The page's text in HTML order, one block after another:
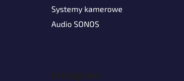
Systemy kamerowe
Audio SONOS
Instagram